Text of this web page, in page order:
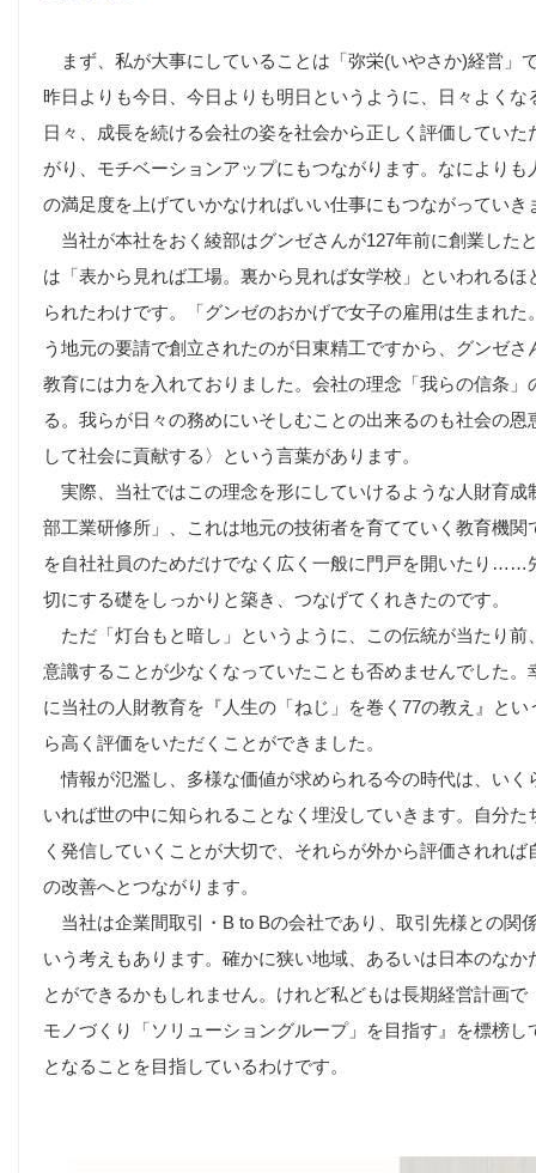
まず、私が大事にしていることは「弥栄(いやさか)経営」
昨日よりも今日、今日よりも明日というように、日々よく
日々、成長を続ける会社の姿を社会から正しく評価してい
がり、モチベーションアップにもつながります。なにより
の満足度を上げていかなければいい仕事にもつながっていき
当社が本社をおく綾部はグンゼさんが127年前に創業した
は「表から見れば工場。裏から見れば女学校」といわれる
られたわけです。「グンゼのおかげで女子の雇用は生まれ
う地元の要請で創立されたのが日東精工ですから、グンゼ
教育には力を入れておりました。会社の理念「我らの信条
る。我らが日々の務めにいそしむことの出来るのも社会の
して社会に貢献する〉という言葉があります。
実際、当社ではこの理念を形にしていけるような人財育成
部工業研修所」、これは地元の技術者を育てていく教育機
を自社社員のためだけでなく広く一般に門戸を開いたり……
切にする礎をしっかりと築き、つなげてくれきたのです。
ただ「灯台もと暗し」というように、この伝統が当たり前
意識することが少なくなっていたことも否めませんでした
に当社の人財教育を『人生の「ねじ」を巻く77の教え』と
ら高く評価をいただくことができました。
情報が氾濫し、多様な価値が求められる今の時代は、いく
いれば世の中に知られることなく埋没していきます。自分
く発信していくことが大切で、それらが外から評価されれ
の改善へとつながります。
当社は企業間取引・B to Bの会社であり、取引先様との関
いう考えもあります。確かに狭い地域、あるいは日本のな
とができるかもしれません。けれど私どもは長期経営計画
モノづくり「ソリューショングループ」を目指す』を標榜
となることを目指しているわけです。